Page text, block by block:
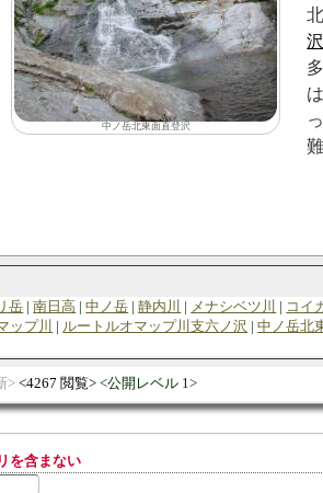
中ノ岳北東面直登沢
沢
岳 南日高 中ノ岳 静内川 メナシベツ川
コイ
ップ川 ルートルオマップ川支六ノ沢
中ノ岳北
4267 閲覧 公開レベル 1
を含まない